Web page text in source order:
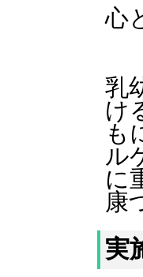
心
乳
け
も
ル
に
康
実